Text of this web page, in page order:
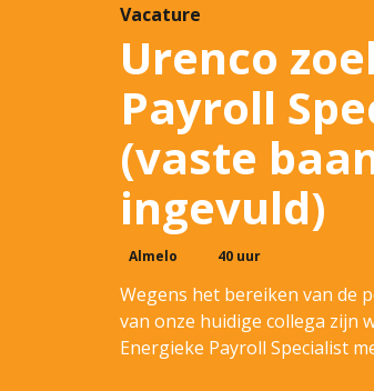
Vacature
Urenco
Payroll
(vaste
ingevuld)
Almelo 40 uur
Wegens het bereiken van de
van onze huidige collega zijn
Energieke Payroll Specialist